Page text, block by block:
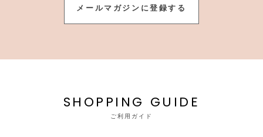
メールマガジンに登録する
SHOPPING GUIDE
ご利用ガイド